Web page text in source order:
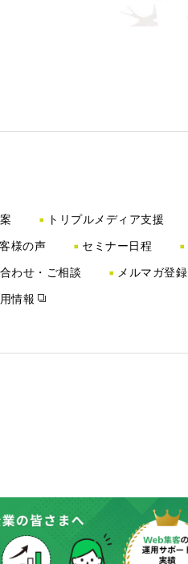
トリプルメディア支援
様の声 セミナー日程
わせ・ご相談 メルマガ登録
情報